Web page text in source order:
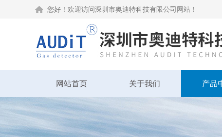
您好！欢迎访问深圳市奥迪特科技有限公司网站！
网站首页 关于我们 产品